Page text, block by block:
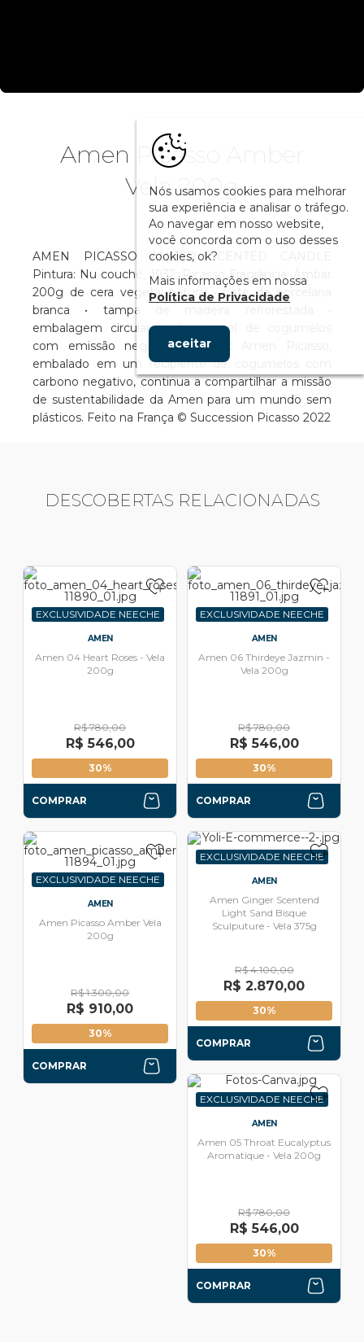
Amen Picasso Amber
Vela 200g
AMEN PICASSO AMBER SCENTED CANDLE
Pintura: Nu couché, 1932, Picasso Fragrância: Âmbar
200g de cera vegetal natural • pote de porcelana
branca • tampa de madeira reflorestada •
embalagem circular biodegradável de cogumelos
com emissão negativa de CO2 Amen Picasso,
embalado em um recipiente de cogumelos com
carbono negativo, continua a compartilhar a missão
de sustentabilidade da Amen para um mundo sem
plásticos. Feito na França © Succession Picasso 2022
DESCOBERTAS RELACIONADAS
EXCLUSIVIDADE NEECHE
AMEN
Amen 04 Heart Roses - Vela
200g
R$ 780,00
R$ 546,00
30%
COMPRAR
EXCLUSIVIDADE NEECHE
AMEN
Amen 06 Thirdeye Jazmin -
Vela 200g
R$ 780,00
R$ 546,00
30%
COMPRAR
EXCLUSIVIDADE NEECHE
AMEN
Amen Picasso Amber Vela
200g
R$ 1.300,00
R$ 910,00
30%
COMPRAR
EXCLUSIVIDADE NEECHE
AMEN
Amen Ginger Scentend
Light Sand Bisque
Sculputure - Vela 375g
R$ 4.100,00
R$ 2.870,00
30%
COMPRAR
EXCLUSIVIDADE NEECHE
AMEN
Amen 05 Throat Eucalyptus
Aromatique - Vela 200g
R$ 780,00
R$ 546,00
30%
COMPRAR
Nós usamos cookies para melhorar
sua experiência e analisar o tráfego.
Ao navegar em nosso website,
você concorda com o uso desses
cookies, ok?
Mais informações em nossa
Política de Privacidade
aceitar